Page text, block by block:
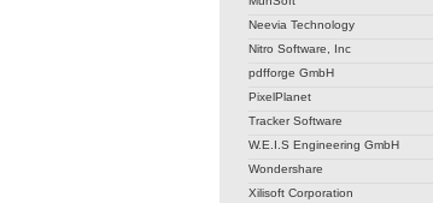
Neevia Technology
Nitro Software, Inc
pdfforge GmbH
PixelPlanet
Tracker Software
W.E.I.S Engineering GmbH
Wondershare
Xilisoft Corporation